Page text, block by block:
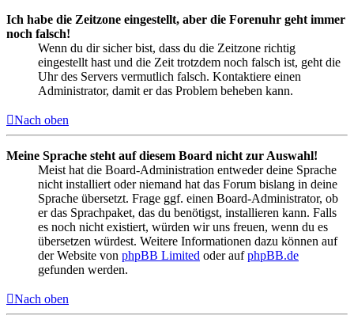
Ich habe die Zeitzone eingestellt, aber die Forenuhr geht immer
noch falsch!
Wenn du dir sicher bist, dass du die Zeitzone richtig
eingestellt hast und die Zeit trotzdem noch falsch ist, geht die
Uhr des Servers vermutlich falsch. Kontaktiere einen
Administrator, damit er das Problem beheben kann.
Nach oben
Meine Sprache steht auf diesem Board nicht zur Auswahl!
Meist hat die Board-Administration entweder deine Sprache
nicht installiert oder niemand hat das Forum bislang in deine
Sprache übersetzt. Frage ggf. einen Board-Administrator, ob
er das Sprachpaket, das du benötigst, installieren kann. Falls
es noch nicht existiert, würden wir uns freuen, wenn du es
übersetzen würdest. Weitere Informationen dazu können auf
der Website von phpBB Limited oder aufphpBB.de
gefunden werden.
Nach oben